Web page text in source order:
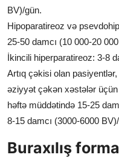
BV)/gün.
Hipoparatireoz və
25-50 damcı (10 000-20
İkincili hiperparatireoz: 3-8
Artıq çəkisi olan
əziyyət çəkən xəstələr üçün
həftə müddətində 15-25
8-15 damcı (3000-6000
Buraxılış